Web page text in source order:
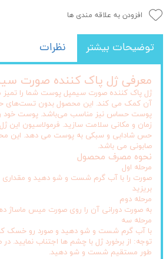
افزودن به علاقه مندی ها
توضیحات بیشتر نظرات
معرفی ژل پاک کننده صورت
ژل پاک کننده صورت سیمپل پوست شما را
آن کمک می کند. این محصول بدون تست‌های
پوست حساس نیز مناسب می‌باشد. پوست خود را
زمان و مکانی سلامت سازید. فرمولاسیون
حس شادابی و سبکی به پوست می دهد. این
صابونی می باشد.
نحوه مصرف محصول
مرحله اول
صورت را با آب گرم شست و شو دهید و مقداری
بریزید
مرحله دوم
به صورت دورانی آن را روی صورت میس ماساژ
مرحله سه
با آب گرم شست و شو دهید و صورد رو خسک
توجه: از برخورد ژل با چشم ها اجتناب نمایید.
طور مستقیم شست و شو دهید.